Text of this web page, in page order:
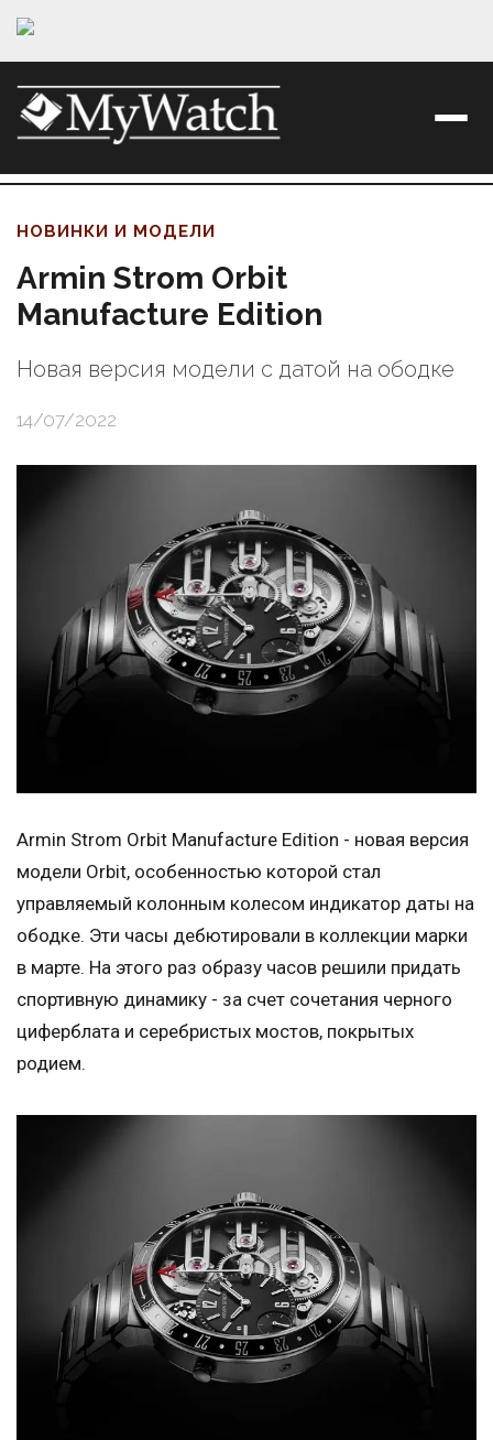
НОВИНКИ И МОДЕЛИ
Armin Strom Orbit
Manufacture Edition
Новая версия модели с датой на ободке
14/07/2022
Armin Strom Orbit Manufacture Edition - новая версия
модели Orbit, особенностью которой стал
управляемый колонным колесом индикатор даты на
ободке. Эти часы дебютировали в коллекции марки
в марте. На этого раз образу часов решили придать
спортивную динамику - за счет сочетания черного
циферблата и серебристых мостов, покрытых
родием.